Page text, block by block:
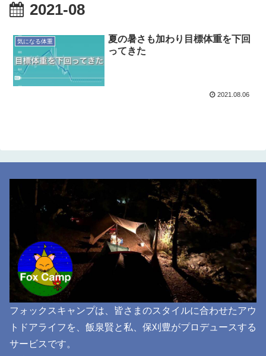
2021-08
気になる体重
夏の暑さも加わり目標体重を下回
ってきた
2021.08.06
フォックスキャンプは、皆さまのスタイルに合わせたアウ
トドアライフを、飯泉賢と私、保刈豊がプロデュースする
サービスです。